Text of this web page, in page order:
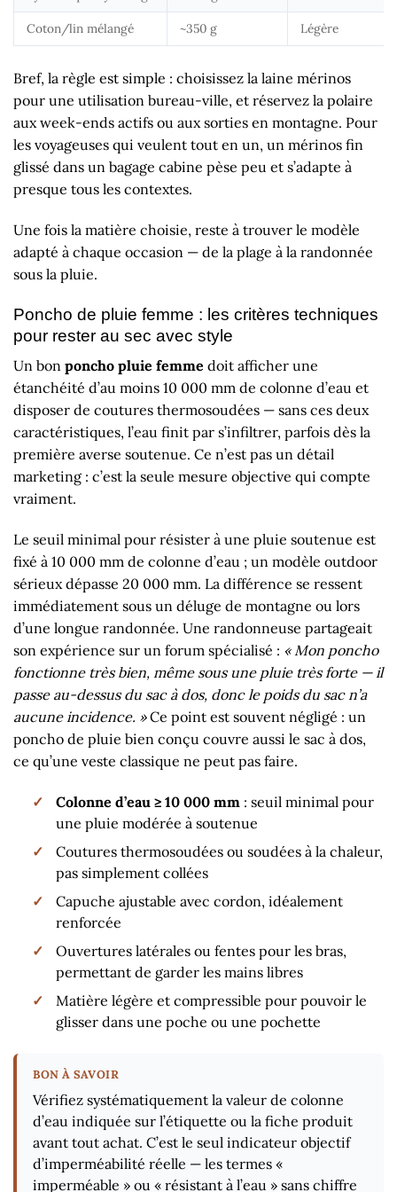
Coton/lin mélangé ~350 g Légère
Bref, la règle est simple : choisissez la laine mérinos
pour une utilisation bureau-ville, et réservez la polaire
aux week-ends actifs ou aux sorties en montagne. Pour
les voyageuses qui veulent tout en un, un mérinos fin
glissé dans un bagage cabine pèse peu et s’adapte à
presque tous les contextes.
Une fois la matière choisie, reste à trouver le modèle
adapté à chaque occasion — de la plage à la randonnée
sous la pluie.
Poncho de pluie femme : les critères techniques
pour rester au sec avec style
Un bon poncho pluie femme doit afficher une
étanchéité d’au moins 10 000 mm de colonne d’eau et
disposer de coutures thermosoudées — sans ces deux
caractéristiques, l’eau finit par s’infiltrer, parfois dès la
première averse soutenue. Ce n’est pas un détail
marketing : c’est la seule mesure objective qui compte
vraiment.
Le seuil minimal pour résister à une pluie soutenue est
fixé à 10 000 mm de colonne d’eau ; un modèle outdoor
sérieux dépasse 20 000 mm. La différence se ressent
immédiatement sous un déluge de montagne ou lors
d’une longue randonnée. Une randonneuse partageait
son expérience sur un forum spécialisé : « Mon poncho
fonctionne très bien, même sous une pluie très forte — il
passe au-dessus du sac à dos, donc le poids du sac n’a
aucune incidence. »Ce point est souvent négligé : un
poncho de pluie bien conçu couvre aussi le sac à dos,
ce qu’une veste classique ne peut pas faire.
Colonne d’eau ≥ 10 000 mm : seuil minimal pour
une pluie modérée à soutenue
Coutures thermosoudées ou soudées à la chaleur,
pas simplement collées
Capuche ajustable avec cordon, idéalement
renforcée
Ouvertures latérales ou fentes pour les bras,
permettant de garder les mains libres
Matière légère et compressible pour pouvoir le
glisser dans une poche ou une pochette
Vérifiez systématiquement la valeur de colonne
d’eau indiquée sur l’étiquette ou la fiche produit
avant tout achat. C’est le seul indicateur objectif
d’imperméabilité réelle — les termes «
imperméable » ou « résistant à l’eau » sans chiffre